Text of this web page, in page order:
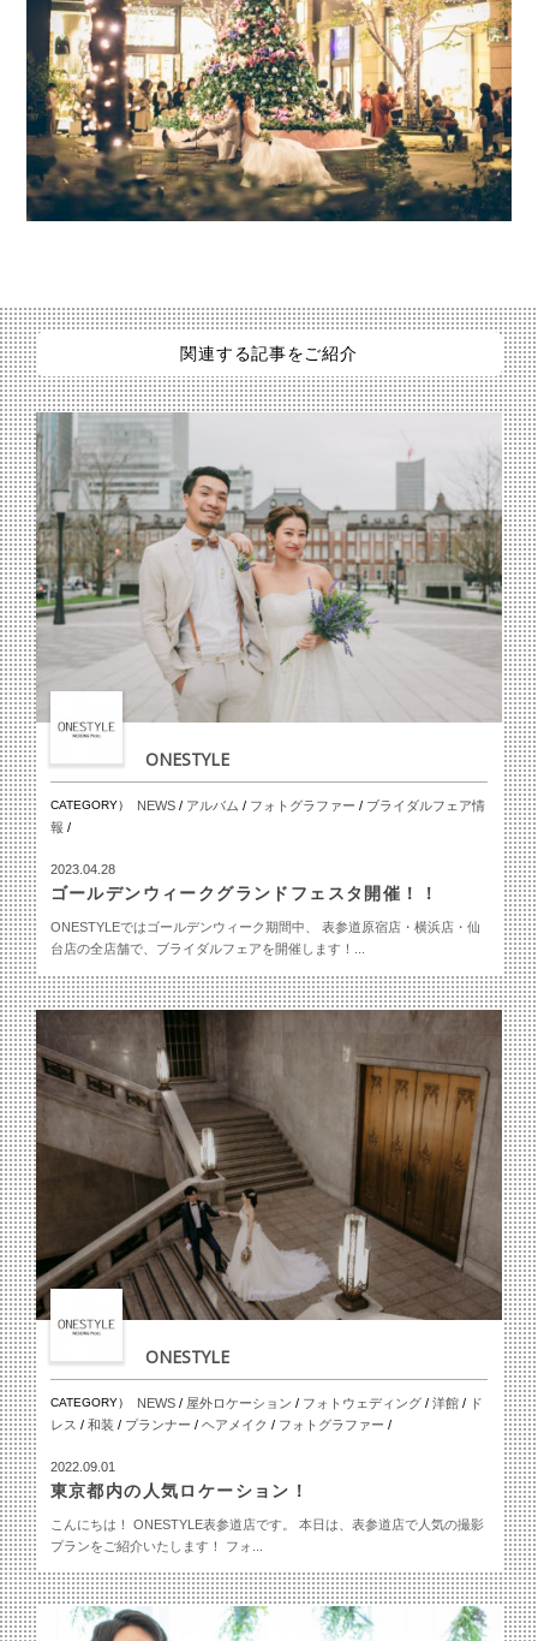
関連する記事をご紹介
ONESTYLE
CATEGORY） NEWS/ アルバム / フォトグラファー / ブライダルフェア情
報 /
2023.04.28
ゴールデンウィークグランドフェスタ開催！！
ONESTYLEではゴールデンウィーク期間中、 表参道原宿店・横浜店・仙
台店の全店舗で、ブライダルフェアを開催します！...
ONESTYLE
CATEGORY） NEWS/ 屋外ロケーション / フォトウェディング/ 洋館/ ド
レス / 和装 / プランナー / ヘアメイク / フォトグラファー /
2022.09.01
東京都内の人気ロケーション！
こんにちは！ ONESTYLE表参道店です。 本日は、表参道店で人気の撮影
プランをご紹介いたします！ フォ...